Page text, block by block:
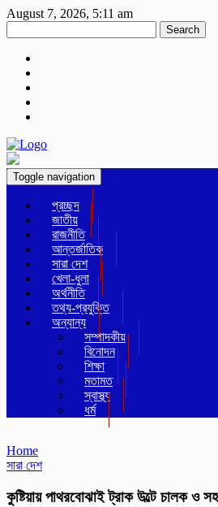
August 7, 2026, 5:11 am
Search
Toggle navigation
প্রচ্ছদ
জাতীয়
রাজনীতি
আন্তর্জাতিক
সারা দেশ
খেলা-ধুলা
অর্থনীতি
তথ্য-প্রযুক্তি
অন্যান্য
সম্পাদকীয়
বিনোদন
শিক্ষা
মতামত
স্বাস্থ্য
ধর্ম
Home
সারা দেশ
কুষ্টিয়ায় পাথরবোঝাই ট্রাক উল্টে চালক ও